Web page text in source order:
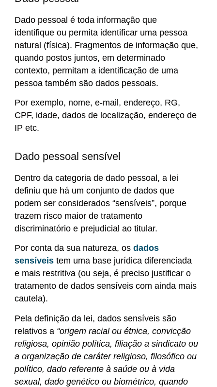
Dado pessoal é toda informação que
identifique ou permita identificar uma pessoa
natural (física). Fragmentos de informação que,
quando postos juntos, em determinado
contexto, permitam a identificação de uma
pessoa também são dados pessoais.
Por exemplo, nome, e-mail, endereço, RG,
CPF, idade, dados de localização, endereço de
IP etc.
Dado pessoal sensível
Dentro da categoria de dado pessoal, a lei
definiu que há um conjunto de dados que
podem ser considerados “sensíveis”, porque
trazem risco maior de tratamento
discriminatório e prejudicial ao titular.
Por conta da sua natureza, osdados
sensíveis tem uma base jurídica diferenciada
e mais restritiva (ou seja, é preciso justificar o
tratamento de dados sensíveis com ainda mais
cautela).
Pela definição da lei, dados sensíveis são
relativos a “origem racial ou étnica, convicção
religiosa, opinião política, filiação a sindicato ou
a organização de caráter religioso, filosófico ou
político, dado referente à saúde ou à vida
sexual, dado genético ou biométrico, quando